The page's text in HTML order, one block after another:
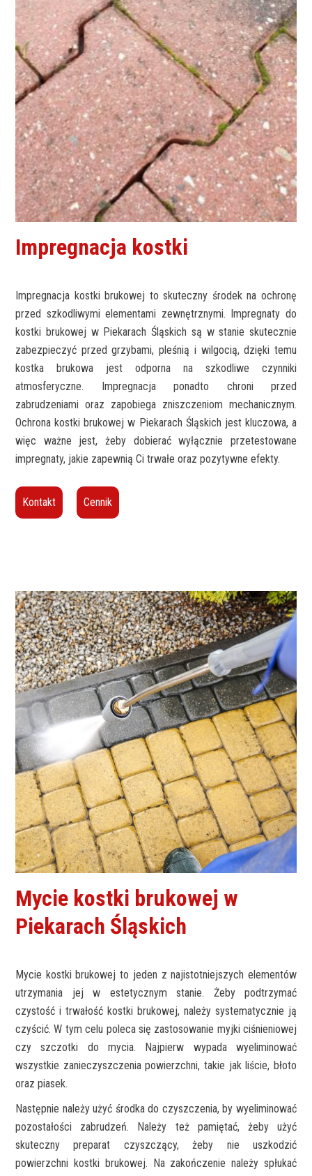
Impregnacja kostki
Impregnacja kostki brukowej to skuteczny środek na ochronę
przed szkodliwymi elementami zewnętrznymi. Impregnaty do
kostki brukowej w Piekarach Śląskich są w stanie skutecznie
zabezpieczyć przed grzybami, pleśnią i wilgocią, dzięki temu
kostka brukowa jest odporna na szkodliwe czynniki
atmosferyczne. Impregnacja ponadto chroni przed
zabrudzeniami oraz zapobiega zniszczeniom mechanicznym.
Ochrona kostki brukowej w Piekarach Śląskich jest kluczowa, a
więc ważne jest, żeby dobierać wyłącznie przetestowane
impregnaty, jakie zapewnią Ci trwałe oraz pozytywne efekty.
Kontakt Cennik
Mycie kostki brukowej w
Piekarach Śląskich
Mycie kostki brukowej to jeden z najistotniejszych elementów
utrzymania jej w estetycznym stanie. Żeby podtrzymać
czystość i trwałość kostki brukowej, należy systematycznie ją
czyścić. W tym celu poleca się zastosowanie myjki ciśnieniowej
czy szczotki do mycia. Najpierw wypada wyeliminować
wszystkie zanieczyszczenia powierzchni, takie jak liście, błoto
oraz piasek.
Następnie należy użyć środka do czyszczenia, by wyeliminować
pozostałości zabrudzeń. Należy też pamiętać, żeby użyć
skuteczny preparat czyszczący, żeby nie uszkodzić
powierzchni kostki brukowej. Na zakończenie należy spłukać